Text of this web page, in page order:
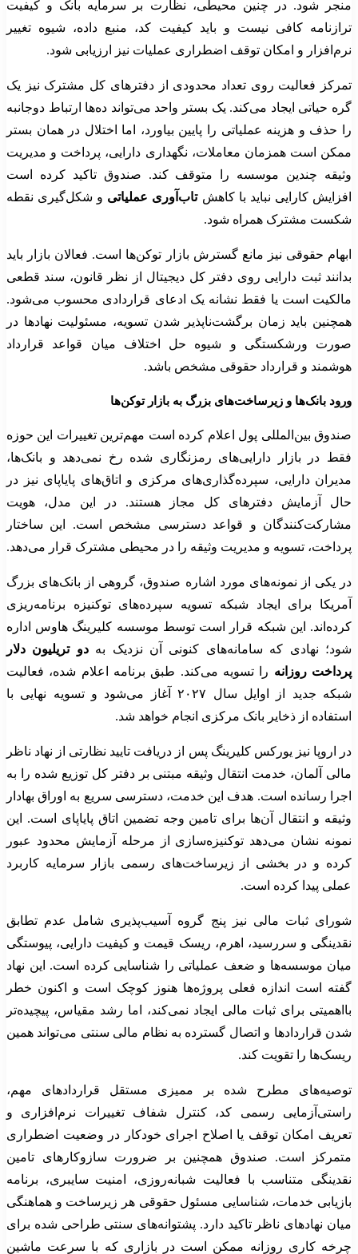
منجر شود. در چنین محیطی، نظارت بر سرمایه بانک و کیفیت
ترازنامه کافی نیست و باید کیفیت کد، منبع داده، شیوه تغییر
نرم‌افزار و امکان توقف اضطراری عملیات نیز ارزیابی شود.
تمرکز فعالیت روی تعداد محدودی از دفترهای کل مشترک نیز یک
گره حیاتی ایجاد می‌کند. یک بستر واحد می‌تواند ده‌ها ارتباط دوجانبه
را حذف و هزینه عملیاتی را پایین بیاورد، اما اختلال در همان بستر
ممکن است همزمان معاملات، نگهداری دارایی، پرداخت و مدیریت
وثیقه چندین موسسه را متوقف کند. صندوق تاکید کرده است
افزایش کارایی نباید با کاهشتاب‌آوری عملیاتی و شکل‌گیری نقطه
شکست مشترک همراه شود.
ابهام حقوقی نیز مانع گسترش بازار توکن‌ها است. فعالان بازار باید
بدانند ثبت دارایی روی دفتر کل دیجیتال از نظر قانون، سند قطعی
مالکیت است یا فقط نشانه یک ادعای قراردادی محسوب می‌شود.
همچنین باید زمان برگشت‌ناپذیر شدن تسویه، مسئولیت نهادها در
صورت ورشکستگی و شیوه حل اختلاف میان قواعد قرارداد
هوشمند و قرارداد حقوقی مشخص باشد.
ورود بانک‌ها و زیرساخت‌های بزرگ به بازار توکن‌ها
صندوق بین‌المللی پول اعلام کرده است مهم‌ترین تغییرات این حوزه
فقط در بازار دارایی‌های رمزنگاری شده رخ نمی‌دهد و بانک‌ها،
مدیران دارایی، سپرده‌گذاری‌های مرکزی و اتاق‌های پایاپای نیز در
حال آزمایش دفترهای کل مجاز هستند. در این مدل، هویت
مشارکت‌کنندگان و قواعد دسترسی مشخص است. این ساختار
پرداخت، تسویه و مدیریت وثیقه را در محیطی مشترک قرار می‌دهد.
در یکی از نمونه‌های مورد اشاره صندوق، گروهی از بانک‌های بزرگ
آمریکا برای ایجاد شبکه تسویه سپرده‌های توکنیزه برنامه‌ریزی
کرده‌اند. این شبکه قرار است توسط موسسه کلیرینگ هاوس اداره
شود؛ نهادی که سامانه‌های کنونی آن نزدیک بهدو تریلیون دلار
پرداخت روزانه را تسویه می‌کند. طبق برنامه اعلام شده، فعالیت
شبکه جدید از اوایل سال ۲۰۲۷ آغاز می‌شود و تسویه نهایی با
استفاده از ذخایر بانک مرکزی انجام خواهد شد.
در اروپا نیز یورکس کلیرینگ پس از دریافت تایید نظارتی از نهاد ناظر
مالی آلمان، خدمت انتقال وثیقه مبتنی بر دفتر کل توزیع شده را به
اجرا رسانده است. هدف این خدمت، دسترسی سریع به اوراق بهادار
وثیقه و انتقال آن‌ها برای تامین وجه تضمین اتاق پایاپای است. این
نمونه نشان می‌دهد توکنیزه‌سازی از مرحله آزمایش محدود عبور
کرده و در بخشی از زیرساخت‌های رسمی بازار سرمایه کاربرد
عملی پیدا کرده است.
شورای ثبات مالی نیز پنج گروه آسیب‌پذیری شامل عدم تطابق
نقدینگی و سررسید، اهرم، ریسک قیمت و کیفیت دارایی، پیوستگی
میان موسسه‌ها و ضعف عملیاتی را شناسایی کرده است. این نهاد
گفته است اندازه فعلی پروژه‌ها هنوز کوچک است و اکنون خطر
بااهمیتی برای ثبات مالی ایجاد نمی‌کند، اما رشد مقیاس، پیچیده‌تر
شدن قراردادها و اتصال گسترده به نظام مالی سنتی می‌تواند همین
ریسک‌ها را تقویت کند.
توصیه‌های مطرح شده بر ممیزی مستقل قراردادهای مهم،
راستی‌آزمایی رسمی کد، کنترل شفاف تغییرات نرم‌افزاری و
تعریف امکان توقف یا اصلاح اجرای خودکار در وضعیت اضطراری
متمرکز است. صندوق همچنین بر ضرورت سازوکارهای تامین
نقدینگی متناسب با فعالیت شبانه‌روزی، امنیت سایبری، برنامه
بازیابی خدمات، شناسایی مسئول حقوقی هر زیرساخت و هماهنگی
میان نهادهای ناظر تاکید دارد. پشتوانه‌های سنتی طراحی شده برای
چرخه کاری روزانه ممکن است در بازاری که با سرعت ماشین